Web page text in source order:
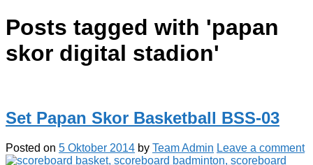
Posts tagged with 'papan
skor digital stadion'
Set Papan Skor Basketball BSS-03
Posted on 5 Oktober 2014 by Team Admin Leave a comment